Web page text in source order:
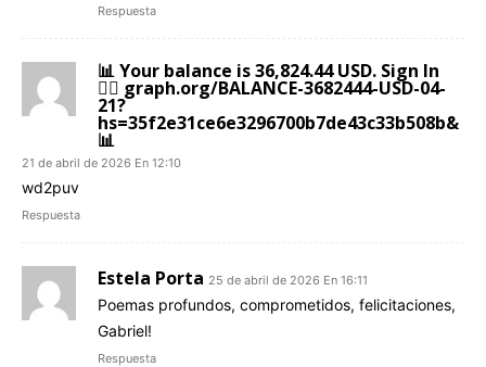
Respuesta
📊 Your balance is 36,824.44 USD. Sign In
👉🏼 graph.org/BALANCE-3682444-USD-04-
21?
hs=35f2e31ce6e3296700b7de43c33b508b&
📊
21 de abril de 2026 En 12:10
wd2puv
Respuesta
Estela Porta 25 de abril de 2026 En 16:11
Poemas profundos, comprometidos, felicitaciones,
Gabriel!
Respuesta